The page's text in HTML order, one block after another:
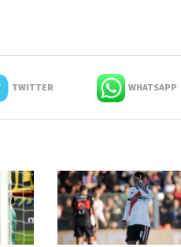
TWITTER WHATSAPP